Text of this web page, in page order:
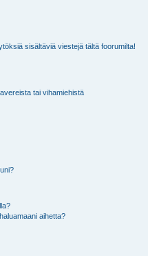
sisältäviä viestejä tältä foorumilta!
tai vihamiehistä
aihetta?